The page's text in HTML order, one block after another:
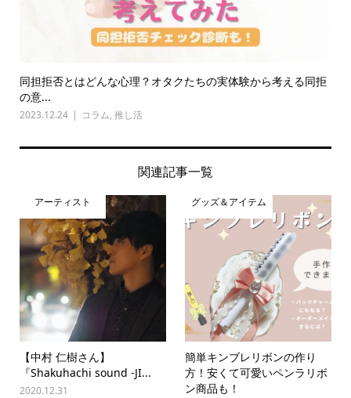
同担拒否とはどんな心理？オタクたちの実体験から考える同拒
の意...
2023.12.24 コラム, 推し活
関連記事一覧
アーティスト
【中村 仁樹さん】
『Shakuhachi sound -JI...
2020.12.31
グッズ＆アイテム
簡単キンブレリボンの作り
方！安くて可愛いペンラリボ
ン商品も！